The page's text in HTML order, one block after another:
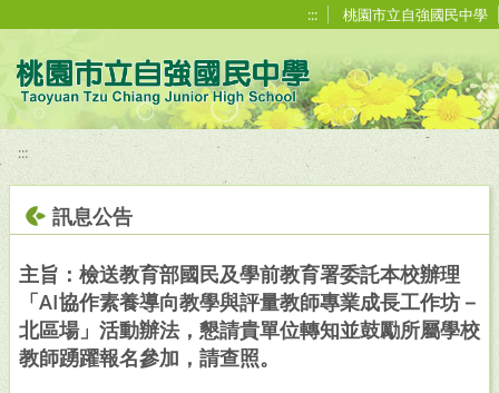
::: 桃園市立自強國民中學
:::
訊息公告
主旨：檢送教育部國民及學前教育署委託本校辦理
「AI協作素養導向教學與評量教師專業成長工作坊－
北區場」活動辦法，懇請貴單位轉知並鼓勵所屬學校
教師踴躍報名參加，請查照。